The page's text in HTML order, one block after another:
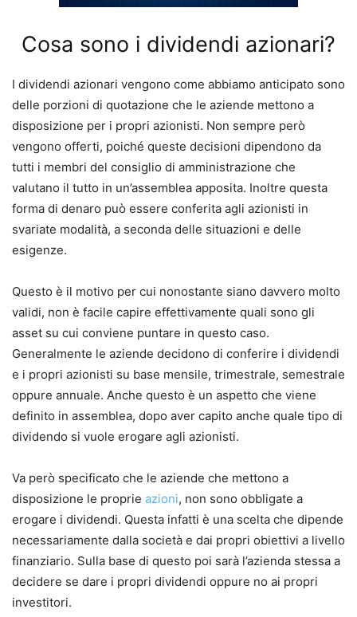
Cosa sono i dividendi azionari?
I dividendi azionari vengono come abbiamo anticipato sono
delle porzioni di quotazione che le aziende mettono a
disposizione per i propri azionisti. Non sempre però
vengono offerti, poiché queste decisioni dipendono da
tutti i membri del consiglio di amministrazione che
valutano il tutto in un’assemblea apposita. Inoltre questa
forma di denaro può essere conferita agli azionisti in
svariate modalità, a seconda delle situazioni e delle
esigenze.
Questo è il motivo per cui nonostante siano davvero molto
validi, non è facile capire effettivamente quali sono gli
asset su cui conviene puntare in questo caso.
Generalmente le aziende decidono di conferire i dividendi
e i propri azionisti su base mensile, trimestrale, semestrale
oppure annuale. Anche questo è un aspetto che viene
definito in assemblea, dopo aver capito anche quale tipo di
dividendo si vuole erogare agli azionisti.
Va però specificato che le aziende che mettono a
disposizione le proprie azioni, non sono obbligate a
erogare i dividendi. Questa infatti è una scelta che dipende
necessariamente dalla società e dai propri obiettivi a livello
finanziario. Sulla base di questo poi sarà l’azienda stessa a
decidere se dare i propri dividendi oppure no ai propri
investitori.